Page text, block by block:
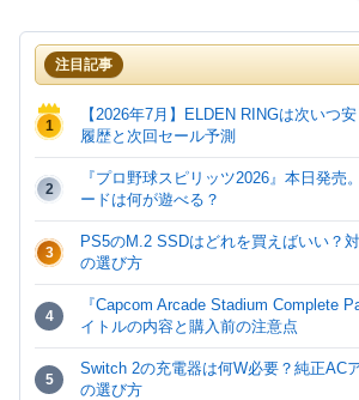
注目記事
1
【2026年7月】ELDEN RINGは次いつ
履歴と次回セール予測
2
『プロ野球スピリッツ2026』本日発売
ードは何が遊べる？
3
PS5のM.2 SSDはどれを買えばいい？
の選び方
4
『Capcom Arcade Stadium Complete
イトルの内容と購入前の注意点
5
Switch 2の充電器は何W必要？純正AC
の選び方